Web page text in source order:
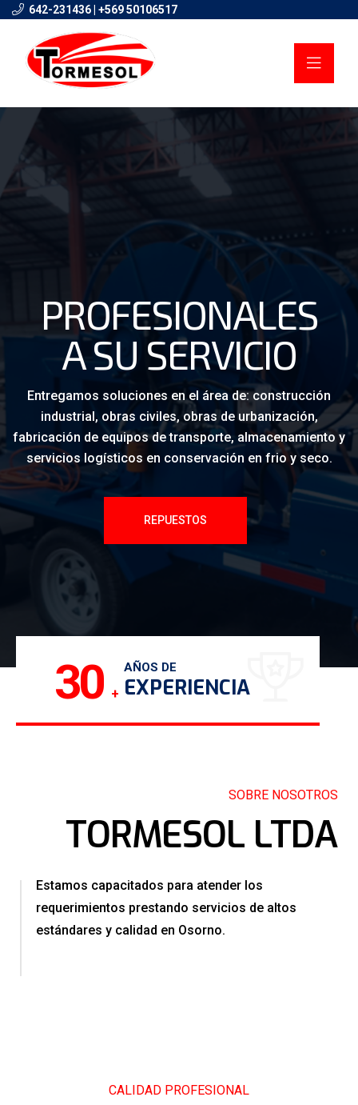
642-231436 | +569 50106517
PROFESIONALES
A SU SERVICIO
Entregamos soluciones en el área de: construcción
industrial, obras civiles, obras de urbanización,
fabricación de equipos de transporte, almacenamiento y
servicios logísticos en conservación en frio y seco.
REPUESTOS
30 +
AÑOS DE
EXPERIENCIA
SOBRE NOSOTROS
TORMESOL LTDA
Estamos capacitados para atender los
requerimientos prestando servicios de altos
estándares y calidad en Osorno.
CALIDAD PROFESIONAL